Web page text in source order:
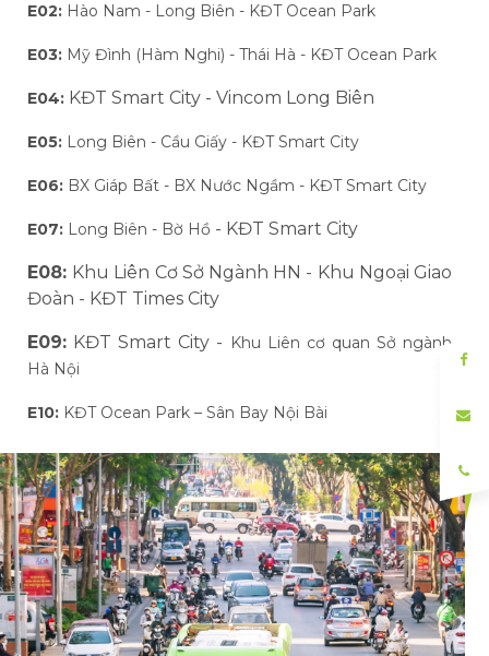
E02: Hào Nam - Long Biên - KĐT Ocean Park
E03: Mỹ Đình (Hàm Nghi) - Thái Hà - KĐT Ocean Park
E04: KĐT Smart City - Vincom Long Biên
E05: Long Biên - Cầu Giấy - KĐT Smart City
E06: BX Giáp Bất - BX Nước Ngầm - KĐT Smart City
E07: Long Biên - Bờ Hồ - KĐT Smart City
E08: Khu Liên Cơ Sở Ngành HN - Khu Ngoại Giao
Đoàn - KĐT Times City
E09: KĐT Smart City - Khu Liên cơ quan Sở ngành
Hà Nội
E10: KĐT Ocean Park – Sân Bay Nội Bài